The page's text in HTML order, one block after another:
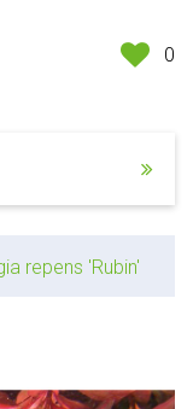
0
repens 'Rubin'